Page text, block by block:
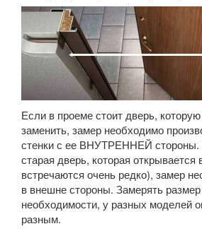
Если в проеме стоит дверь,
заменить, замер необходимо
стенки с ее ВНУТРЕННЕЙ стороны.
старая дверь, которая открывается
встречаются очень редко), замер
в внешне стороны. Замерять
необходимости, у разных моделей
разным.